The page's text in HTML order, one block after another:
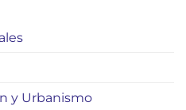
y Urbanismo